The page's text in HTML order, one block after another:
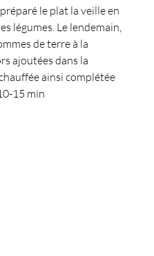
le plat la veille en
légumes. Le lendemain,
de terre à la
ajoutées dans la
ainsi complétée
15 min